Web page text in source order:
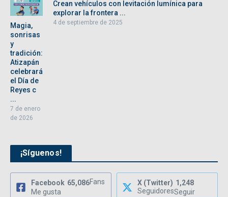
Magia,
sonrisas
y
tradición:
Atizapán
celebrará
el Día de
Reyes c
...
7 de enero
de 2026
Crean vehículos con levitación lumínica para
explorar la frontera ...
4 de septiembre de 2025
¡Síguenos!
Facebook 65,086Fans
Me gusta
X (Twitter) 1,248
SeguidoresSeguir